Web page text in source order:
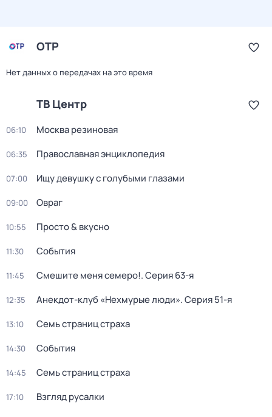
ОТР
Нет данных о передачах на это время
ТВ Центр
06:10 Москва резиновая
06:35 Православная энциклопедия
07:00 Ищу девушку с голубыми глазами
09:00 Овраг
10:55 Просто & вкусно
11:30 События
11:45 Смешите меня семеро!. Серия 63-я
12:35 Анекдот-клуб «Нехмурые люди». Серия 51-я
13:10 Семь страниц страха
14:30 События
14:45 Семь страниц страха
17:10 Взгляд русалки